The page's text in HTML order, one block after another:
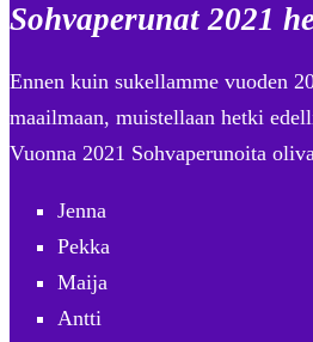
Sohvaperunat 2021
Ennen kuin sukellamme vuoden
maailmaan, muistellaan hetki
Vuonna 2021 Sohvaperunoita
Jenna
Pekka
Maija
Antti